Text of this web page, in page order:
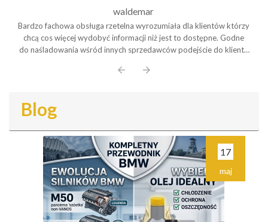
waldemar
Bardzo fachowa obsługa rzetelna wyrozumiała dla klientów którzy
chcą cos więcej wydobyć informacji niż jest to dostępne. Godne
do naśladowania wśród innych sprzedawców podejście do klienta
arrow_back arrow_forward
Blog
17
maj